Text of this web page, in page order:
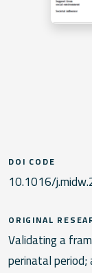
DOI CODE
10.1016/
ORIGINAL
Validating a
perinatal period;